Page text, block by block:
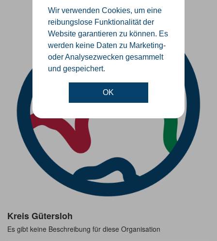
Wir verwenden Cookies, um eine
reibungslose Funktionalität der
Website garantieren zu können. Es
werden keine Daten zu Marketing-
oder Analysezwecken gesammelt
und gespeichert.
OK
Kreis Gütersloh
Es gibt keine Beschreibung für diese Organisation